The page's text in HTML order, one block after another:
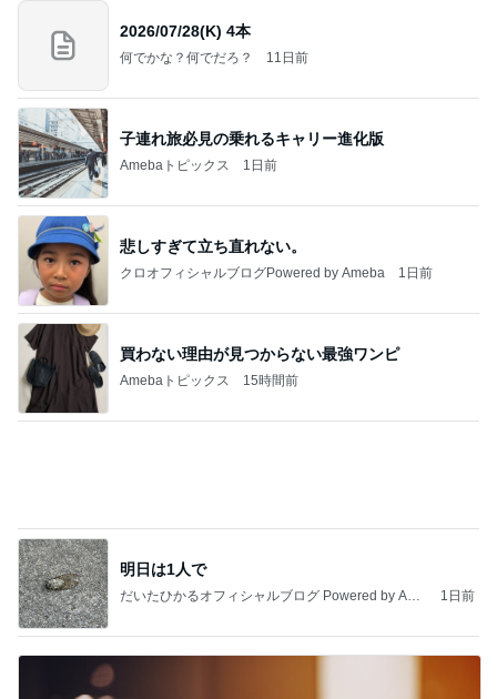
2026/07/28(K) 4本
何でかな？何でだろ？ 11日前
子連れ旅必見の乗れるキャリー進化版
Amebaトピックス 1日前
悲しすぎて立ち直れない。
クロオフィシャルブログPowered by Ameba 1日前
買わない理由が見つからない最強ワンピ
Amebaトピックス 15時間前
明日は1人で
だいたひかるオフィシャルブログ Powered by Ame
1日前